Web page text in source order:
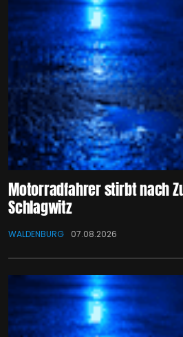
Motorradfahrer stirbt nach
Schlagwitz
WALDENBURG 07.08.2026